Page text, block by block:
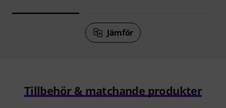
Jämför
Tillbehör & matchande produkter